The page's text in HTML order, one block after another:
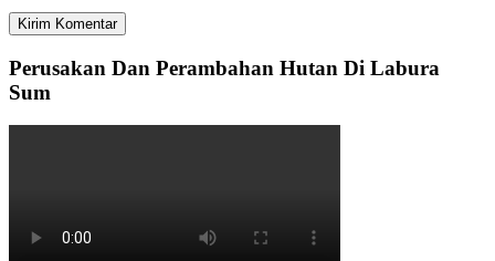
Perusakan Dan Perambahan Hutan Di Labura
Sum